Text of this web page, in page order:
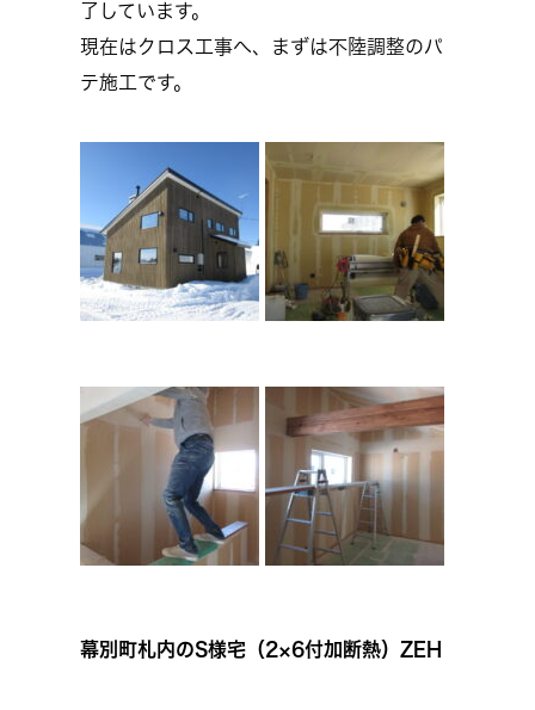
了しています。
現在はクロス工事へ、まずは不陸調整のパ
テ施工です。
幕別町札内のS様宅（2×6付加断熱）ZEH